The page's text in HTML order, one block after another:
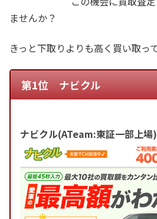
ませんか？
きっと下取りよりも高く買い取っ
第1位 ナビクル
ナビクル(ATeam:東証一部上場)